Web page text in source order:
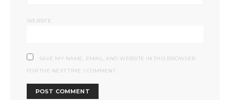
WEBSITE
SAVE MY NAME, EMAIL, AND WEBSITE IN THIS BROWSER
FOR THE NEXT TIME I COMMENT.